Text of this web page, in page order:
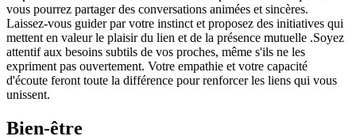
vous pourrez partager des conversations animées et sincères.
Laissez-vous guider par votre instinct et proposez des initiatives qui
mettent en valeur le plaisir du lien et de la présence mutuelle .Soyez
attentif aux besoins subtils de vos proches, même s'ils ne les
expriment pas ouvertement. Votre empathie et votre capacité
d'écoute feront toute la différence pour renforcer les liens qui vous
unissent.
Bien-être